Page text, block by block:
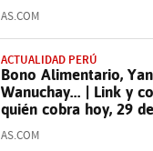
AS.COM
ACTUALIDAD PERÚ
Bono Alimentario,
Wanuchay... | Link y
quién cobra hoy, 29
AS.COM